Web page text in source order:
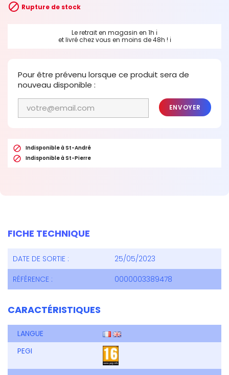
 Rupture de stock
Le retrait en magasin en 1h ℹ
et livré chez vous en moins de 48h ! ℹ
Pour être prévenu lorsque ce produit sera de
nouveau disponible :
ENVOYER
 Indisponible à St-André
 Indisponible à St-Pierre
FICHE TECHNIQUE
DATE DE SORTIE :
25/05/2023
RÉFÉRENCE :
0000003389478
CARACTÉRISTIQUES
LANGUE
PEGI